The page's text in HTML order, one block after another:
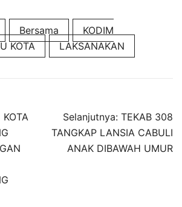
Bersama
KODIM
KOTA LAKSANAKAN
KOTA
Selanjutnya: TEKAB 308
TANGKAP LANSIA CABULI
ANAK DIBAWAH UMUR